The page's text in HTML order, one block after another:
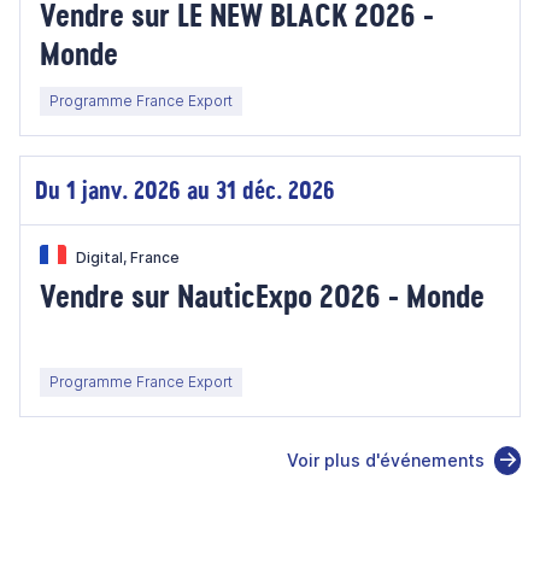
Vendre sur LE NEW BLACK 2026 -
Monde
Programme France Export
Du 1 janv. 2026 au 31 déc. 2026
Digital, France
Vendre sur NauticExpo 2026 - Monde
Programme France Export
Voir plus d'événements